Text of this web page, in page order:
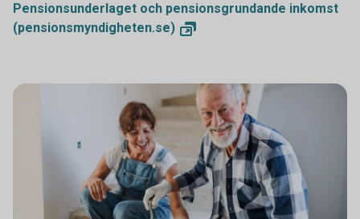
Pensionsunderlaget och pensionsgrundande inkomst
(pensionsmyndigheten.se)